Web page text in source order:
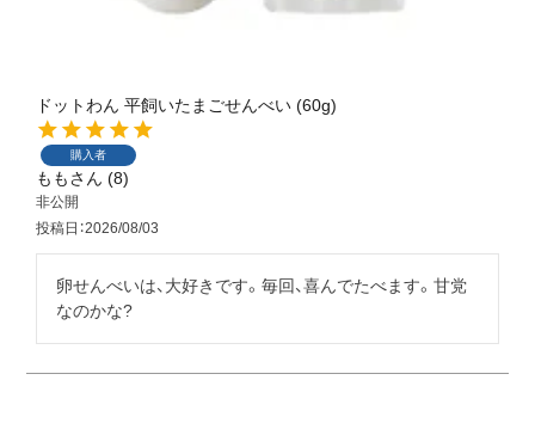
ドットわん 平飼いたまごせんべい (60g)
購入者
もも 8
非公開
投稿日 2026/08/03
卵せんべいは、大好きです。毎回、喜んでたべます。甘党
なのかな?